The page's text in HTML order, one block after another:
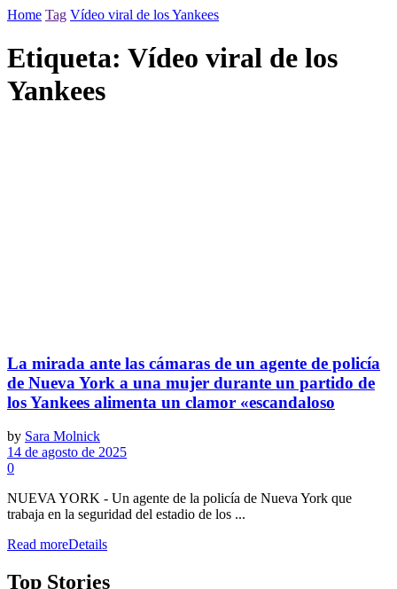
Home Tag Vídeo viral de los Yankees
Etiqueta: Vídeo viral de los
Yankees
La mirada ante las cámaras de un agente de policía
de Nueva York a una mujer durante un partido de
los Yankees alimenta un clamor «escandaloso
by Sara Molnick
14 de agosto de 2025
0
NUEVA YORK - Un agente de la policía de Nueva York que
trabaja en la seguridad del estadio de los ...
Read moreDetails
Top Stories